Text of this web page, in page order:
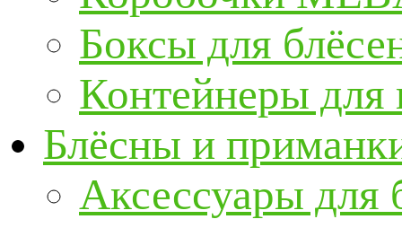
Боксы для
Контейнеры для
Блёсны и
Аксессуары для